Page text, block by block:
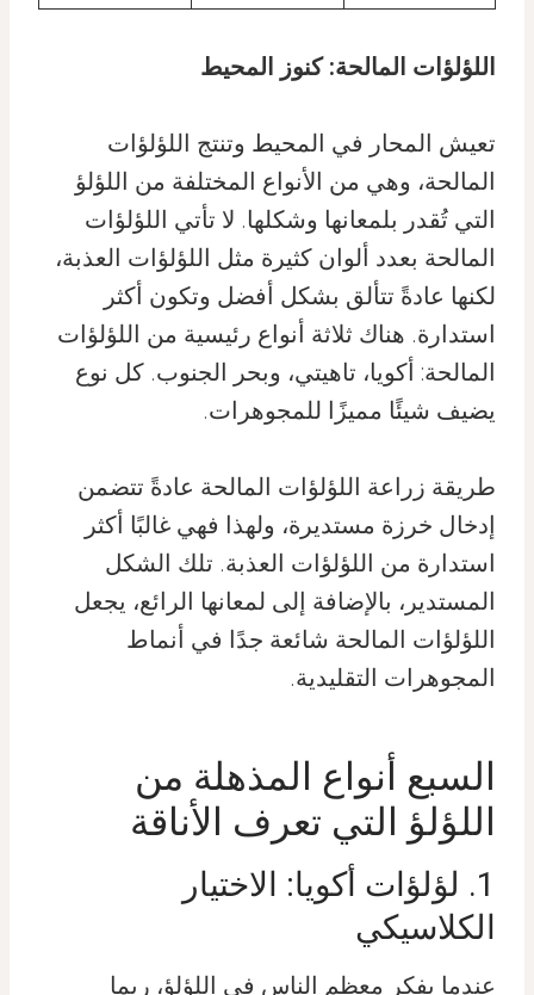
اللؤلؤات المالحة: كنوز المحيط
تعيش المحار في المحيط وتنتج اللؤلؤات
المالحة، وهي من الأنواع المختلفة من اللؤلؤ
التي تُقدر بلمعانها وشكلها. لا تأتي اللؤلؤات
المالحة بعدد ألوان كثيرة مثل اللؤلؤات العذبة،
لكنها عادةً تتألق بشكل أفضل وتكون أكثر
استدارة. هناك ثلاثة أنواع رئيسية من اللؤلؤات
المالحة: أكويا، تاهيتي، وبحر الجنوب. كل نوع
يضيف شيئًا مميزًا للمجوهرات.
طريقة زراعة اللؤلؤات المالحة عادةً تتضمن
إدخال خرزة مستديرة، ولهذا فهي غالبًا أكثر
استدارة من اللؤلؤات العذبة. تلك الشكل
المستدير، بالإضافة إلى لمعانها الرائع، يجعل
اللؤلؤات المالحة شائعة جدًا في أنماط
المجوهرات التقليدية.
السبع أنواع المذهلة من
اللؤلؤ التي تعرف الأناقة
1. لؤلؤات أكويا: الاختيار
الكلاسيكي
عندما يفكر معظم الناس في اللؤلؤ، ربما